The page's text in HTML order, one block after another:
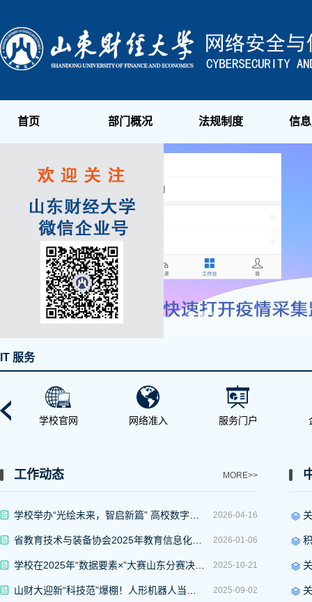
首页 部门概况 法规制度 信
IT 服务
学校官网 网络准入 服务门户
工作动态 MORE>>
2026-04-16
2026-01-06
2025-10-21
2025-09-02